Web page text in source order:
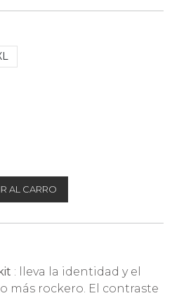
AL CARRO
: lleva la identidad y el
más rockero. El contraste